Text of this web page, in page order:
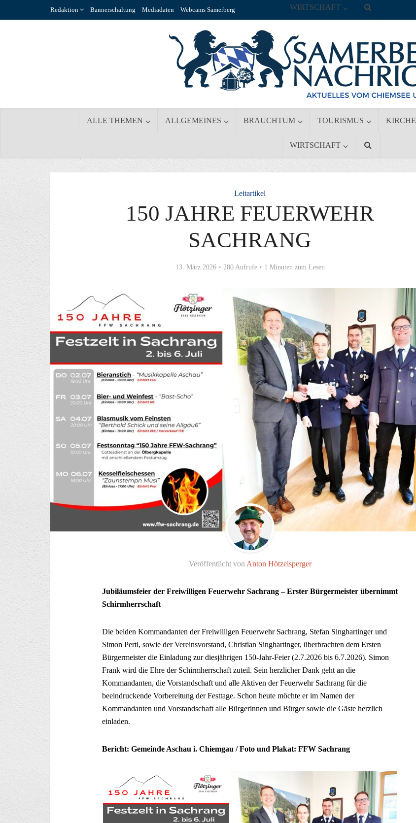
Redaktion Bannerschaltung Mediadaten Webcams Samerberg
ALLE THEMEN ALLGEMEINES BRAUCHTUM TOURISMUS KIRCHE
WIRTSCHAFT
WIRTSCHAFT
Leitartikel
150 JAHRE FEUERWEHR
SACHRANG
13. März 2026 280 Aufrufe 1 Minuten zum Lesen
Veröffentlicht von Anton Hötzelsperger
Jubiläumsfeier der Freiwilligen Feuerwehr Sachrang – Erster Bürgermeister übernimmt
Schirmherrschaft
Die beiden Kommandanten der Freiwilligen Feuerwehr Sachrang, Stefan Singhartinger und
Simon Pertl, sowie der Vereinsvorstand, Christian Singhartinger, überbrachten dem Ersten
Bürgermeister die Einladung zur diesjährigen 150-Jahr-Feier (2.7.2026 bis 6.7.2026). Simon
Frank wird die Ehre der Schirmherrschaft zuteil. Sein herzlicher Dank geht an die
Kommandanten, die Vorstandschaft und alle Aktiven der Feuerwehr Sachrang für die
beeindruckende Vorbereitung der Festtage. Schon heute möchte er im Namen der
Kommandanten und Vorstandschaft alle Bürgerinnen und Bürger sowie die Gäste herzlich
einladen.
Bericht: Gemeinde Aschau i. Chiemgau / Foto und Plakat: FFW Sachrang